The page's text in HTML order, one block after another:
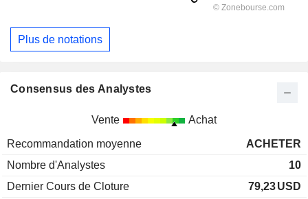
Plus de notations
Consensus des Analystes
Vente Achat
Recommandation moyenne
ACHETER
Nombre d'Analystes
10
Dernier Cours de Cloture
79,23USD